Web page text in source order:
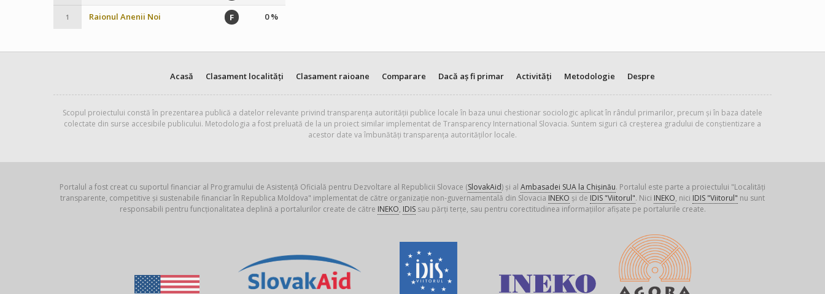
1 Raionul Anenii Noi F 0 %
Acasă Clasament localități Clasament raioane Comparare Dacă aș fi primar Activități Metodologie Despre
Scopul proiectului constă în prezentarea publică a datelor relevante privind transparența autorității publice locale în baza unui chestionar sociologic aplicat în rândul primarilor, precum și în baza datele
colectate din surse accesibile publicului. Metodologia a fost preluată de la un proiect similar implementat de Transparency International Slovacia. Suntem siguri că creșterea gradului de conștientizare a
acestor date va îmbunătăți transparența autorităților locale.
Portalul a fost creat cu suportul financiar al Programului de Asistență Oficială pentru Dezvoltare al Republicii Slovace (SlovakAid) și al Ambasadei SUA la Chișinău. Portalul este parte a proiectului "Localități
transparente, competitive și sustenabile financiar în Republica Moldova" implementat de către organizație non-guvernamentală din Slovacia INEKO și de IDIS "Viitorul". Nici INEKO, nici IDIS "Viitorul" nu sunt
responsabili pentru funcționalitatea deplină a portalurilor create de către INEKO, IDISsau părți terțe, sau pentru corectitudinea informațiilor afișate pe portalurile create.